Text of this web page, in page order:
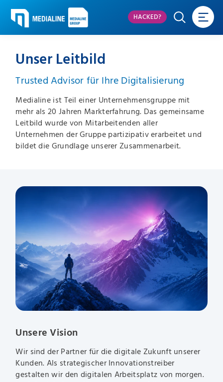
HACKED?
Unser Leitbild
Trusted Advisor für Ihre Digitalisierung
Medialine ist Teil einer Unternehmensgruppe mit
mehr als 20 Jahren Markterfahrung. Das gemeinsame
Leitbild wurde von Mitarbeitenden aller
Unternehmen der Gruppe partizipativ erarbeitet und
bildet die Grundlage unserer Zusammenarbeit.
Unsere Vision
Wir sind der Partner für die digitale Zukunft unserer
Kunden. Als strategischer Innovationstreiber
gestalten wir den digitalen Arbeitsplatz von morgen.